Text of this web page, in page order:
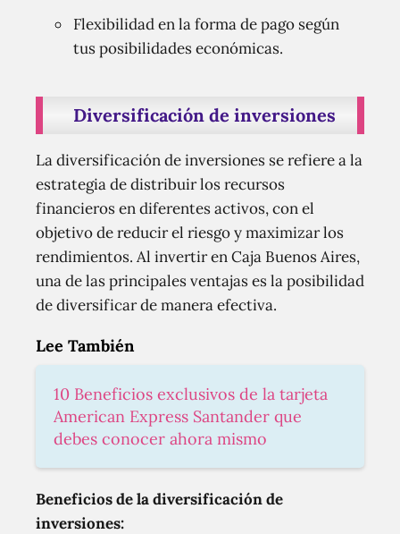
Flexibilidad en la forma de pago según
tus posibilidades económicas.
Diversificación de inversiones
La diversificación de inversiones se refiere a la
estrategia de distribuir los recursos
financieros en diferentes activos, con el
objetivo de reducir el riesgo y maximizar los
rendimientos. Al invertir en Caja Buenos Aires,
una de las principales ventajas es la posibilidad
de diversificar de manera efectiva.
Lee También
10 Beneficios exclusivos de la tarjeta
American Express Santander que
debes conocer ahora mismo
Beneficios de la diversificación de
inversiones: